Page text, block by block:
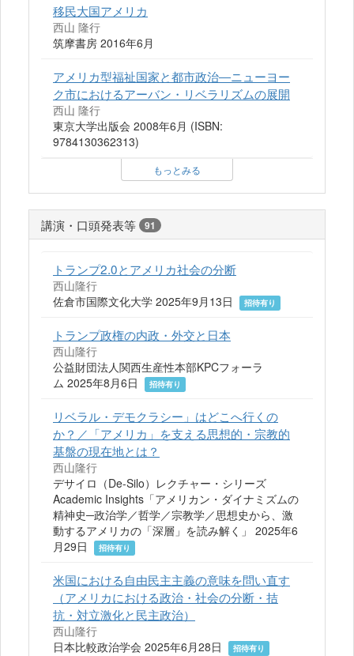
移民大国アメリカ
西山 隆行
筑摩書房 2016年6月
アメリカ型福祉国家と都市政治―ニューヨー
ク市におけるアーバン・リベラリズムの展開
西山 隆行
東京大学出版会 2008年6月 (ISBN:
9784130362313)
もっとみる
講演・口頭発表等 91
トランプ2.0とアメリカ社会の分断
西山隆行
佐倉市国際文化大学 2025年9月13日
招待有り
トランプ政権の内政・外交と日本
西山隆行
公益財団法人関西生産性本部KPCフォーラ
ム 2025年8月6日
招待有り
リベラル・デモクラシー」はどこへ行くの
か？／「アメリカ」を支える思想的・宗教的
基盤の現在地とは？
西山隆行
デサイロ（De-Silo）レクチャー・シリーズ
Academic Insights「アメリカン・ダイナミズムの
精神史─政治学／哲学／宗教学／思想史から、激
動するアメリカの「深層」を読み解く」 2025年6
月29日
招待有り
米国における自由民主主義の意味を問い直す
（アメリカにおける政治・社会の分断・拮
抗・対立激化と民主政治）
西山隆行
日本比較政治学会 2025年6月28日
招待有り